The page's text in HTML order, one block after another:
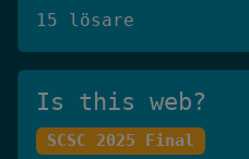
15 lösare
Is this web?
SCSC 2025 Final